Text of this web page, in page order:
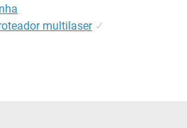
multilaser ✓